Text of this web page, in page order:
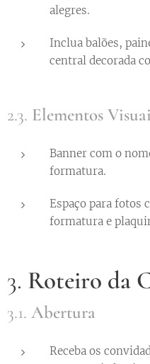
alegres.
Inclua balões,
central decorada
2.3. Elementos
Banner com o
formatura.
Espaço para fotos
formatura e
3. Roteiro da
3.1. Abertura
Receba os